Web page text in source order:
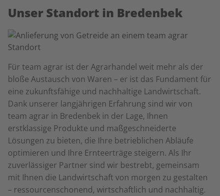
Unser Standort in Bredenbek
Für team agrar ist der Agrarhandel weit mehr als der
bloße Austausch von Waren – er ist das Fundament für
eine zukunftsfähige und nachhaltige Landwirtschaft.
Dank unserer langjährigen Erfahrung sind wir von
team agrar in Bredenbek in der Lage, Ihnen
erstklassige Produkte und maßgeschneiderte
Lösungen zu bieten, die Ihre betrieblichen Abläufe
optimieren und Ihre Ernteerträge steigern. Als Ihr
zuverlässiger Partner sind wir bestrebt, gemeinsam
mit Ihnen die Landwirtschaft von morgen zu gestalten
– ressourcenschonend, wirtschaftlich und nachhaltig.